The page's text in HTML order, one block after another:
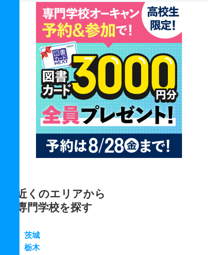
近くのエリアから
専門学校を探す
茨城
栃木